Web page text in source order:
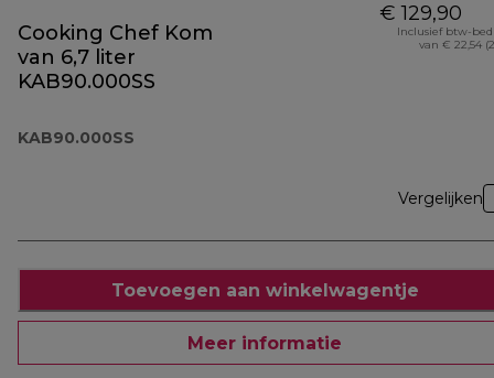
Cooking Chef Kom
van 6,7 liter
KAB90.000SS
KAB90.000SS
€ 129,90
Inclusief btw-
van € 22,54
Vergelijken
Toevoegen aan winkelwagentje
Meer informatie